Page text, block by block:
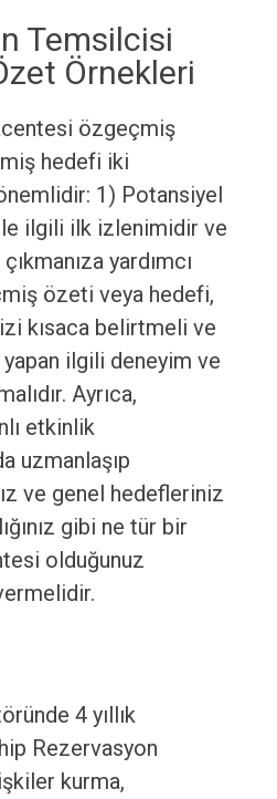
Temsilcisi
Örnekleri
özgeçmiş
hedefi iki
1) Potansiyel
ilgili ilk izlenimidir ve
yardımcı
özeti veya hedefi,
kısaca belirtmeli ve
ilgili deneyim ve
Ayrıca,
etkinlik
uzmanlaşıp
ve genel hedefleriniz
gibi ne tür bir
olduğunuz
4 yıllık
Rezervasyon
kurma,